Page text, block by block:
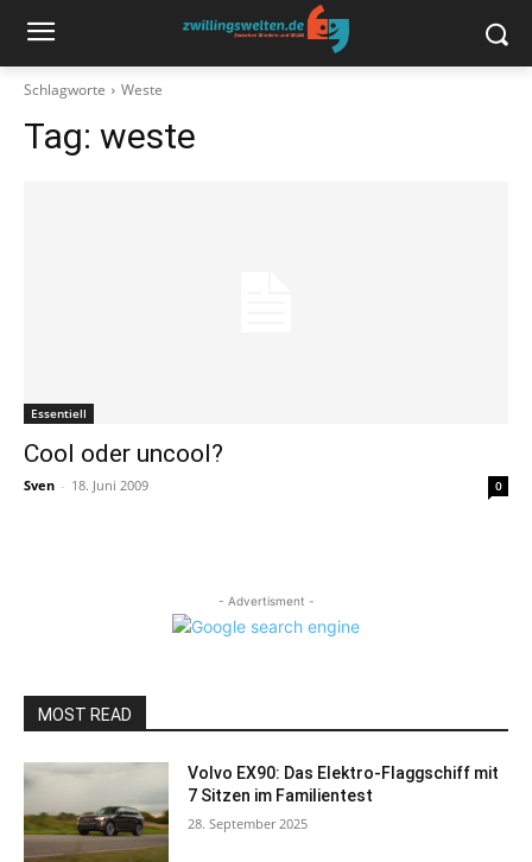
Schlagworte Weste
Tag: weste
Essentiell
Cool oder uncool?
Sven - 18. Juni 2009 0
- Advertisment -
MOST READ
Volvo EX90: Das Elektro-Flaggschiff mit
7 Sitzen im Familientest
28. September 2025